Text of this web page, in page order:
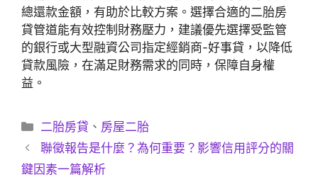
總還款金額，有助於比較方案。選擇合適的二胎房
貸管道能有效控制財務壓力，建議優先選擇受監管
的銀行或大型融資公司指定經銷商-好事貸，以降低
貸款風險，在滿足財務需求的同時，保障自身權
益。
分
類
二胎房貸 、 房屋二胎
聯徵報告是什麼？為何重要？影響信用評分的關
鍵因素一篇解析